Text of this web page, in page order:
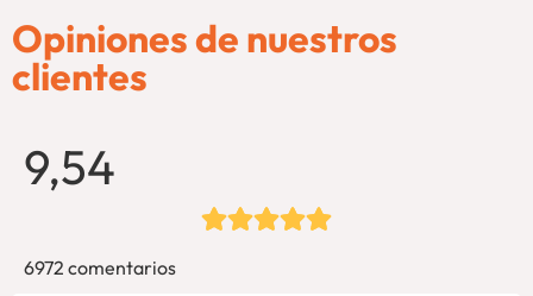
Opiniones de nuestros
clientes
9,54
6972 comentarios